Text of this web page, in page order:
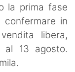
la prima fase
in
libera,
al 13 agosto.